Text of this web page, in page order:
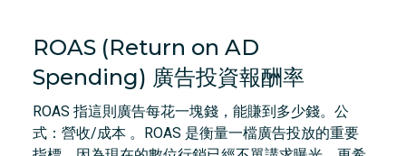
ROAS (Return on AD
Spending) 廣告投資報酬率
ROAS 指這則廣告每花一塊錢，能賺到多少錢。公
式：營收/成本 。ROAS 是衡量一檔廣告投放的重要